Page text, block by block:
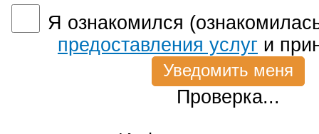
Я ознакомился
предоставления услуг и
Проверка...